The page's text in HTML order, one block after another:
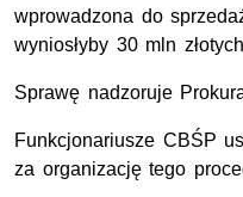
wprowadzona do
wyniosłyby 30 mln
Sprawę nadzoruje
Funkcjonariusze CBŚP
za organizację tego